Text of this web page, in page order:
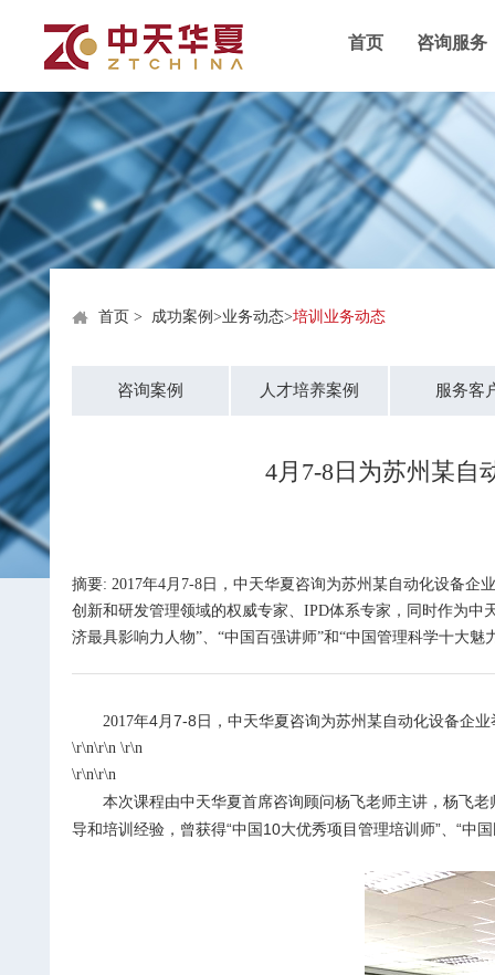
首页 咨询服务
首页 > 成功案例 >业务动态>培训业务动态
咨询案例 人才培养案例 服务客
4月7-8日为苏州某自
摘要: 2017年4月7-8日，中天华夏咨询为苏州某自动化设备
创新和研发管理领域的权威专家、IPD体系专家，同时作为中
济最具影响力人物”、“中国百强讲师”和“中国管理科学十大魅
2017年4月7-8日，中天华夏咨询为苏州某自动化设备企
\r\n\r\n \r\n
\r\n\r\n
本次课程由中天华夏首席咨询顾问杨飞老师主讲，杨飞
导和培训经验，曾获得“中国10大优秀项目管理培训师”、“中